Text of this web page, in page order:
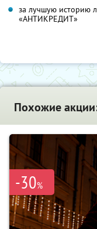
за лучшую историю
«АНТИКРЕДИТ»
Похожие
-30%